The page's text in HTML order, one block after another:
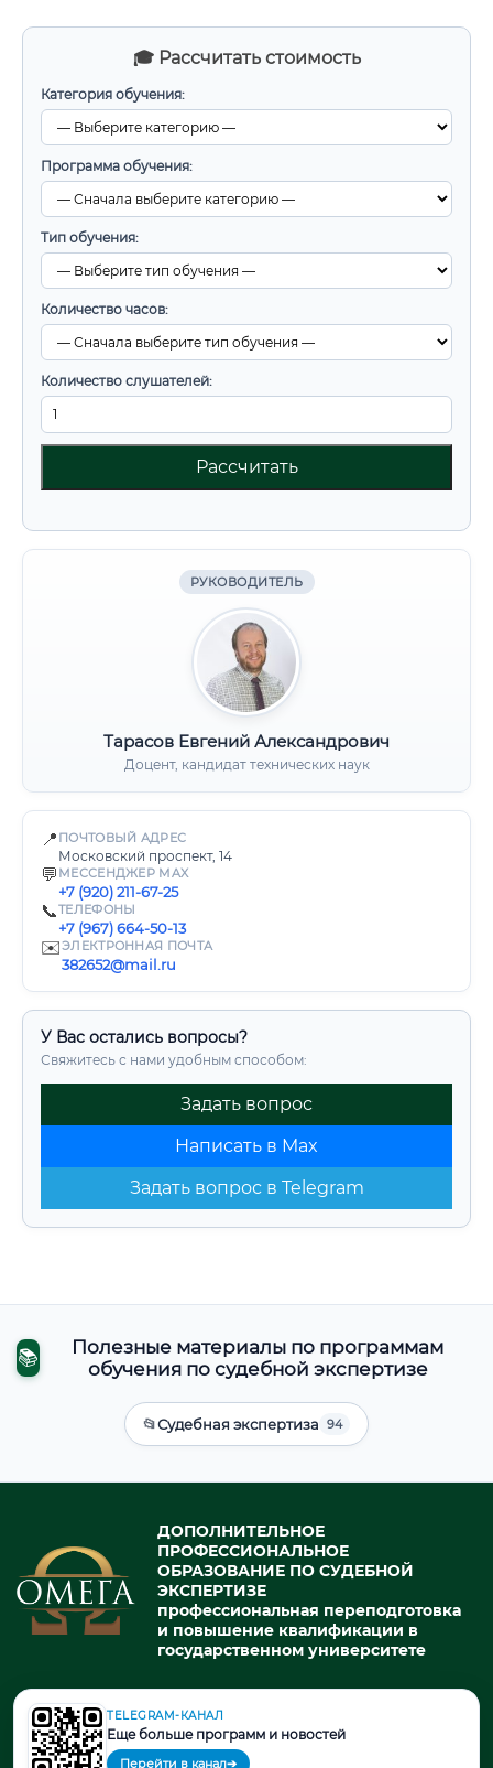
🎓 Рассчитать стоимость
Категория обучения:
Программа обучения:
Тип обучения:
Количество часов:
Количество слушателей:
Рассчитать
РУКОВОДИТЕЛЬ
Тарасов Евгений Александрович
Доцент, кандидат технических наук
📍 ПОЧТОВЫЙ АДРЕС
Московский проспект, 14
💬 МЕССЕНДЖЕР MAX
+7 (920) 211-67-25
📞ТЕЛЕФОНЫ
+7 (967) 664-50-13
✉️ЭЛЕКТРОННАЯ ПОЧТА
382652@mail.ru
У Вас остались вопросы?
Свяжитесь с нами удобным способом:
Задать вопрос
Написать в Max
Задать вопрос в Telegram
📚
Полезные материалы по программам
обучения по судебной экспертизе
📂Судебная экспертиза 94
ДОПОЛНИТЕЛЬНОЕ
ПРОФЕССИОНАЛЬНОЕ
ОБРАЗОВАНИЕ ПО СУДЕБНОЙ
ЭКСПЕРТИЗЕ
профессиональная переподготовка
и повышение квалификации в
государственном университете
© 2026. При использовании материалов портала активная ссылка
на источник обязательна.
TELEGRAM-КАНАЛ
Еще больше программ и новостей
Перейти в канал➔